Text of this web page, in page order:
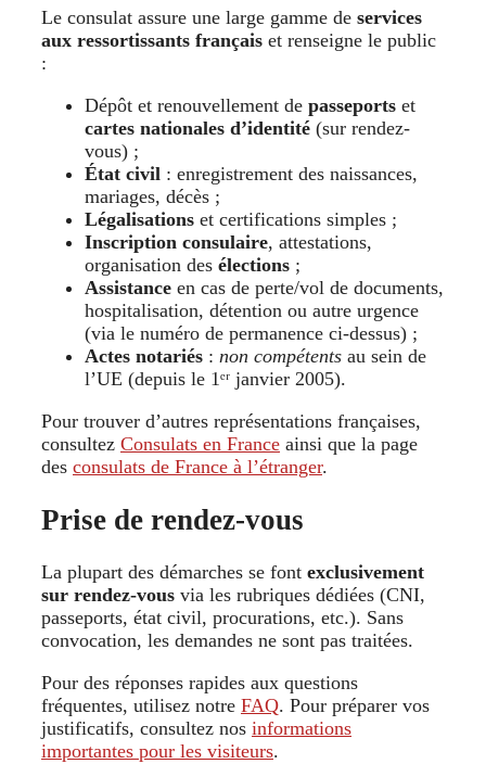
Le consulat assure une large gamme de services
aux ressortissants français et renseigne le public
:
Dépôt et renouvellement de passeports et
cartes nationales d’identité (sur rendez-
vous) ;
État civil : enregistrement des naissances,
mariages, décès ;
Légalisations et certifications simples ;
Inscription consulaire, attestations,
organisation des élections ;
Assistance en cas de perte/vol de documents,
hospitalisation, détention ou autre urgence
(via le numéro de permanence ci-dessus) ;
Actes notariés : non compétents au sein de
l’UE (depuis le 1ᵉʳ janvier 2005).
Pour trouver d’autres représentations françaises,
consultez Consulats en France ainsi que la page
des consulats de France à l’étranger.
Prise de rendez-vous
La plupart des démarches se font exclusivement
sur rendez-vous via les rubriques dédiées (CNI,
passeports, état civil, procurations, etc.). Sans
convocation, les demandes ne sont pas traitées.
Pour des réponses rapides aux questions
fréquentes, utilisez notre FAQ. Pour préparer vos
justificatifs, consultez nos informations
importantes pour les visiteurs.